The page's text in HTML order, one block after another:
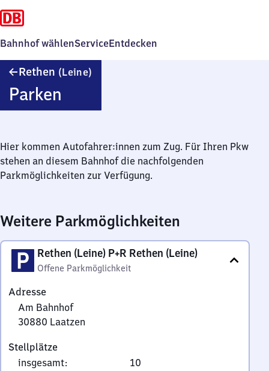
Bahnhof wählenServiceEntdecken
Rethen (Leine)
Parken
Hier kommen Autofahrer:innen zum Zug. Für Ihren Pkw
stehen an diesem Bahnhof die nachfolgenden
Parkmöglichkeiten zur Verfügung.
Weitere Parkmöglichkeiten
Rethen (Leine) P+R Rethen (Leine)
Offene Parkmöglichkeit
Adresse
Am Bahnhof
30880 Laatzen
Bahnhof,
3
Stellplätze
insgesamt: 10